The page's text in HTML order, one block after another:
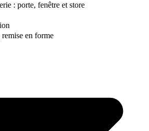
: porte, fenêtre et store
remise en forme